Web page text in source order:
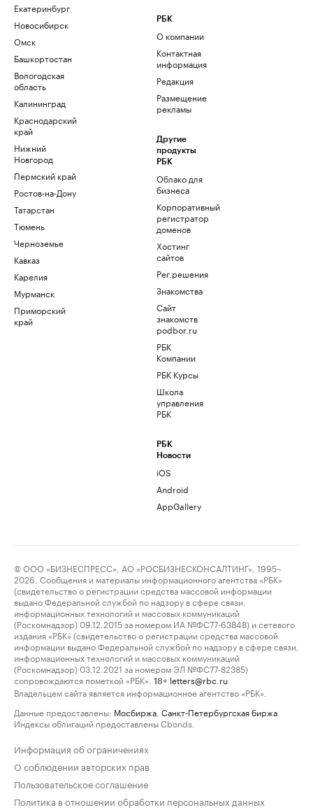
Екатеринбург
Новосибирск
Омск
Башкортостан
Вологодская
область
Калининград
Краснодарский
край
Нижний
Новгород
Пермский край
Ростов-на-Дону
Татарстан
Тюмень
Черноземье
Кавказ
Карелия
Мурманск
Приморский
край
РБК
О компании
Контактная
информация
Редакция
Размещение
рекламы
Другие
продукты
РБК
Облако для
бизнеса
Корпоративный
регистратор
доменов
Хостинг
сайтов
Рег.решения
Знакомства
Сайт
знакомств
podbor.ru
РБК
Компании
РБК Курсы
Школа
управления
РБК
РБК
Новости
iOS
Android
AppGallery
© ООО «БИЗНЕСПРЕСС», АО «РОСБИЗНЕСКОНСАЛТИНГ», 1995–
2026. Сообщения и материалы информационного агентства «РБК»
(свидетельство о регистрации средства массовой информации
выдано Федеральной службой по надзору в сфере связи,
информационных технологий и массовых коммуникаций
(Роскомнадзор) 09.12.2015 за номером ИА №ФС77-63848) и сетевого
издания «РБК» (свидетельство о регистрации средства массовой
информации выдано Федеральной службой по надзору в сфере связи,
информационных технологий и массовых коммуникаций
(Роскомнадзор) 03.12.2021 за номером ЭЛ №ФС77-82385)
сопровождаются пометкой «РБК».
18+ letters@rbc.ru
Владельцем сайта является информационное агентство «РБК».
Данные предоставлены: Мосбиржа Санкт-Петербургская биржа
Индексы облигаций предоставлены Cbonds.
Информация об ограничениях
О соблюдении авторских прав
Пользовательское соглашение
Политика в отношении обработки персональных данных